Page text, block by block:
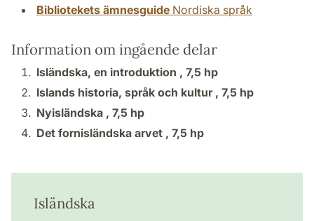
Bibliotekets ämnesguide Nordiska språk
Information om ingående delar
Isländska, en introduktion , 7,5 hp
Islands historia, språk och kultur , 7,5 hp
Nyisländska , 7,5 hp
Det fornisländska arvet , 7,5 hp
Isländska